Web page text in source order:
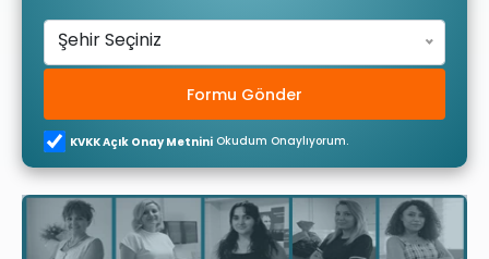
Şehir Seçiniz
Formu Gönder
KVKK Açık Onay Metnini Okudum Onaylıyorum.